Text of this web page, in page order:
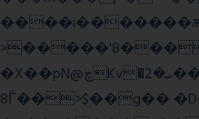
�X��pN@ڇKv�ܝ�2���Î;�+����gp8
8Ѓ��>$��g��